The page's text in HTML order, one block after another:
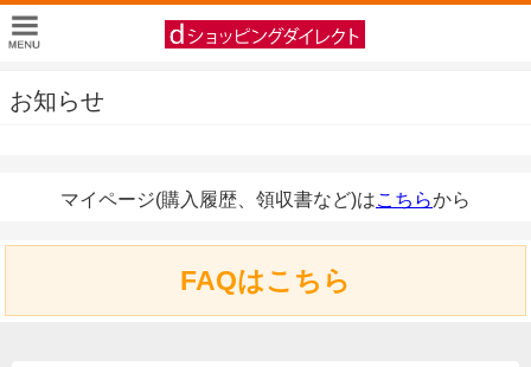
お知らせ
マイページ(購入履歴、領収書など)はこちらから
FAQはこちら